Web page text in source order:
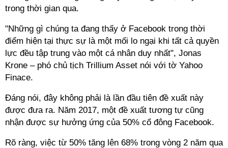
trong thời gian qua.
"Những gì chúng ta đang thấy ở Facebook trong thời
điểm hiện tại thực sự là một mối lo ngại khi tất cả quyền
lực đều tập trung vào một cá nhân duy nhất", Jonas
Krone – phó chủ tịch Trillium Asset nói với tờ Yahoo
Finace.
Đáng nói, đây không phải là lần đầu tiên đề xuất này
được đưa ra. Năm 2017, một đề xuất tương tự cũng
nhận được sự hưởng ứng của 50% cổ đông Facebook.
Rõ ràng, việc từ 50% tăng lên 68% trong vòng 2 năm qua